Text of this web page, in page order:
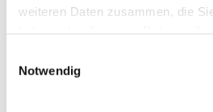
weiteren Daten zusammen, die
Notwendig
JETZT SORTIMO
MEHR ALS EIN